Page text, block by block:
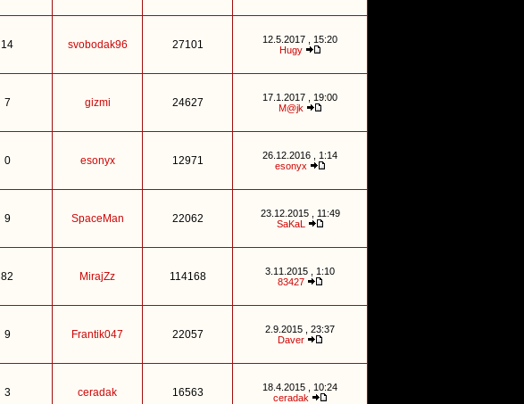
14 svobodak96 27101
12.5.2017 , 15:20
Hugy
7 gizmi 24627
17.1.2017 , 19:00
M@jk
0 esonyx 12971
26.12.2016 , 1:14
esonyx
9 SpaceMan 22062
23.12.2015 , 11:49
SaKaL
82 MirajZz 114168
3.11.2015 , 1:10
83427
9 Frantik047 22057
2.9.2015 , 23:37
Daver
3 ceradak 16563
18.4.2015 , 10:24
ceradak